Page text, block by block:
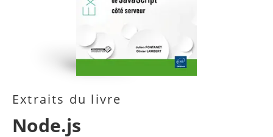
Extraits du livre
Node.js